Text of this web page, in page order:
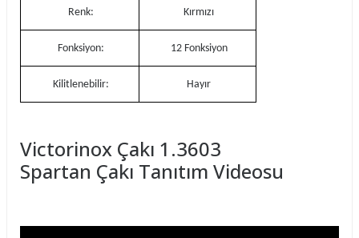
Renk: Kırmızı
Fonksiyon: 12 Fonksiyon
Kilitlenebilir: Hayır
Victorinox Çakı 1.3603
Spartan Çakı Tanıtım Videosu